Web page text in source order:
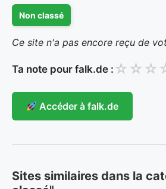
Non classé
Ce site n'a pas encore reçu de
Ta note pour falk.de : ☆ ☆ ☆
Accéder à falk.de
Sites similaires dans la